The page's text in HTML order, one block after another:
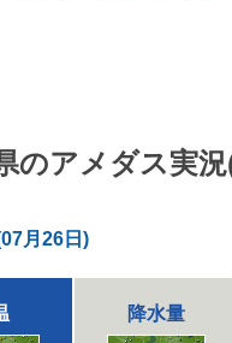
のアメダス実
月26日)
降水量